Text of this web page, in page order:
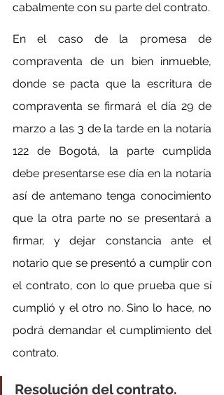
cabalmente con su parte del contrato.
En el caso de la promesa de
compraventa de un bien inmueble,
donde se pacta que la escritura de
compraventa se firmará el día 29 de
marzo a las 3 de la tarde en la notaría
122 de Bogotá, la parte cumplida
debe presentarse ese día en la notaría
así de antemano tenga conocimiento
que la otra parte no se presentará a
firmar, y dejar constancia ante el
notario que se presentó a cumplir con
el contrato, con lo que prueba que sí
cumplió y el otro no. Sino lo hace, no
podrá demandar el cumplimiento del
contrato.
Resolución del contrato.